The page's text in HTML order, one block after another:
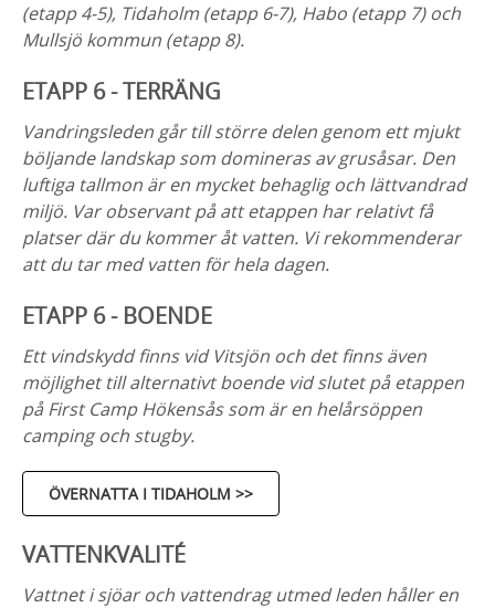
(etapp 4-5), Tidaholm (etapp 6-7), Habo (etapp 7) och
Mullsjö kommun (etapp 8).
ETAPP 6 - TERRÄNG
Vandringsleden går till större delen genom ett mjukt
böljande landskap som domineras av grusåsar. Den
luftiga tallmon är en mycket behaglig och lättvandrad
miljö. Var observant på att etappen har relativt få
platser där du kommer åt vatten. Vi rekommenderar
att du tar med vatten för hela dagen.
ETAPP 6 - BOENDE
Ett vindskydd finns vid Vitsjön och det finns även
möjlighet till alternativt boende vid slutet på etappen
på First Camp Hökensås som är en helårsöppen
camping och stugby.
ÖVERNATTA I TIDAHOLM >>
VATTENKVALITÉ
Vattnet i sjöar och vattendrag utmed leden håller en